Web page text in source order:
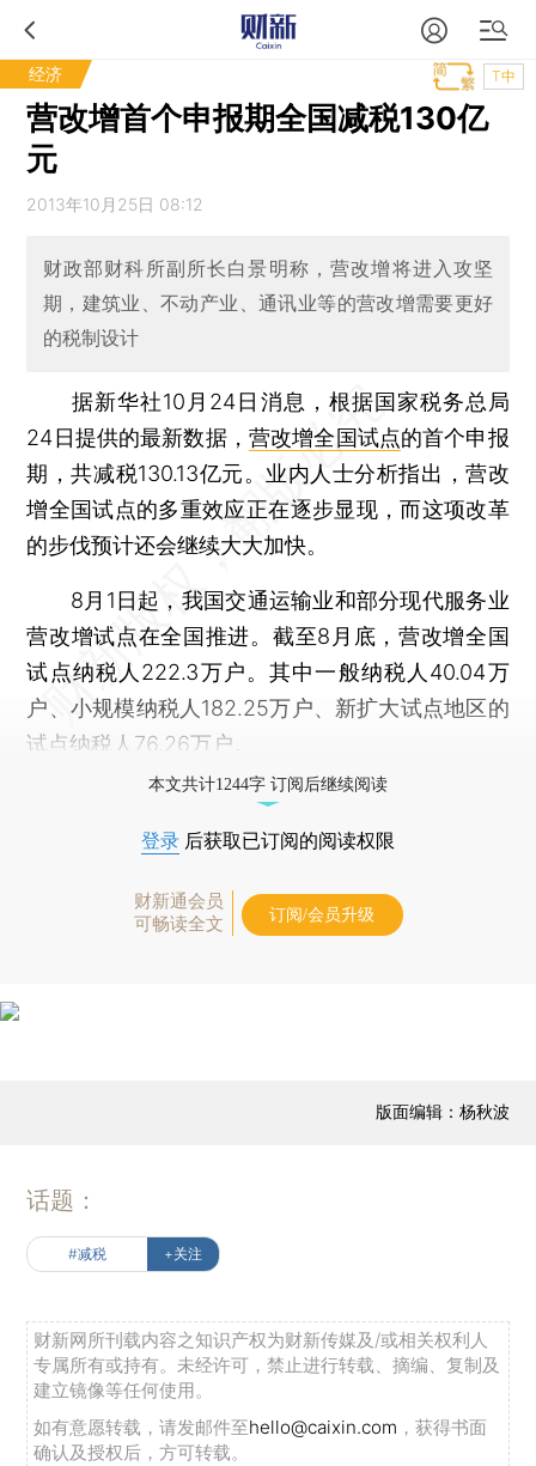
经济 T中
营改增首个申报期全国减税130亿
元
2013年10月25日 08:12
财政部财科所副所长白景明称，营改增将进入攻坚
期，建筑业、不动产业、通讯业等的营改增需要更好
的税制设计
据新华社10月24日消息，根据国家税务总局
24日提供的最新数据， 营改增全国试点的首个申报
期，共减税130.13亿元。业内人士分析指出，营改
增全国试点的多重效应正在逐步显现，而这项改革
的步伐预计还会继续大大加快。
8月1日起，我国交通运输业和部分现代服务业
营改增试点在全国推进。截至8月底，营改增全国
试点纳税人222.3万户。其中一般纳税人40.04万
户、小规模纳税人182.25万户、新扩大试点地区的
试点纳税人76.26万户。
本文共计1244字 订阅后继续阅读
登录 后获取已订阅的阅读权限
财新通会员
可畅读全文
订阅/会员升级
版面编辑：杨秋波
话题：
#减税 +关注
财新网所刊载内容之知识产权为财新传媒及/或相关权利人
专属所有或持有。未经许可，禁止进行转载、摘编、复制及
建立镜像等任何使用。
如有意愿转载，请发邮件至hello@caixin.com ，获得书面
确认及授权后，方可转载。